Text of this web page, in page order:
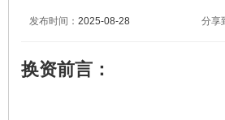
发布时间： 2025-08-28 分享
换资前言：